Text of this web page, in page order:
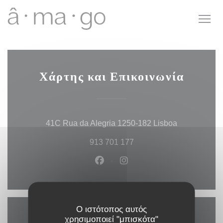
Πίνακας διαχείρισης "Μπισκότων" (Cookies)
Ο ιστότοπος αυτός
χρησιμοποιεί "μπισκότα"
Χάρτης και Επικοινωνία
41C Rua da Alegria 1250-182 Lisboa
913 701 177
Facebook ((ανοίγει σε νέο